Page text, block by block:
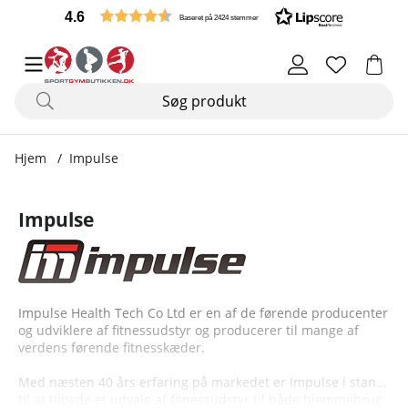
4.6 Baseret på 2424 stemmer
Hjem Impulse
Impulse
Impulse Health Tech Co Ltd er en af de førende producenter
og udviklere af fitnessudstyr og producerer til mange af
verdens førende fitnesskæder.
Med næsten 40 års erfaring på markedet er Impulse i stand